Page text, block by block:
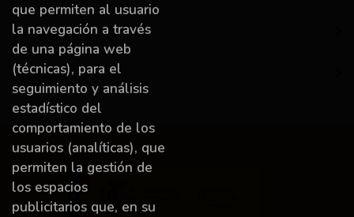
Destacado
Mi cuenta
que permiten al usuario
la navegación a través
de una página web
(técnicas), para el
seguimiento y análisis
estadístico del
comportamiento de los
usuarios (analíticas), que
permiten la gestión de
los espacios
publicitarios que, en su